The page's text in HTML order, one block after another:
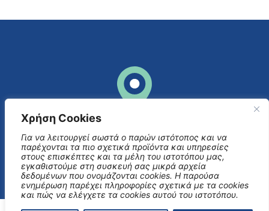
Χρήση Cookies
Για να λειτουργεί σωστά ο παρών ιστότοπος και να
παρέχονται τα πιο σχετικά προϊόντα και υπηρεσίες
στους επισκέπτες και τα μέλη του ιστοτόπου μας,
εγκαθιστούμε στη συσκευή σας μικρά αρχεία
δεδομένων που ονομάζονται cookies. Η παρούσα
ενημέρωση παρέχει πληροφορίες σχετικά με τα cookies
και πώς να ελέγχετε τα cookies αυτού του ιστοτόπου.
Επικοινωνήστε μαζί μας
+30 6943255590